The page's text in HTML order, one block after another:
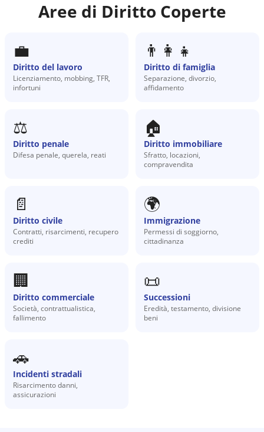
Aree di Diritto Coperte
💼
Diritto del lavoro
Licenziamento, mobbing, TFR,
infortuni
👨‍👩‍👧
Diritto di famiglia
Separazione, divorzio,
affidamento
⚖️
Diritto penale
Difesa penale, querela, reati
🏠
Diritto immobiliare
Sfratto, locazioni,
compravendita
📄
Diritto civile
Contratti, risarcimenti, recupero
crediti
🌍
Immigrazione
Permessi di soggiorno,
cittadinanza
🏢
Diritto commerciale
Società, contrattualistica,
fallimento
📜
Successioni
Eredità, testamento, divisione
beni
🚗
Incidenti stradali
Risarcimento danni,
assicurazioni